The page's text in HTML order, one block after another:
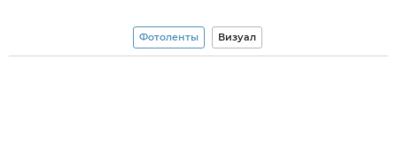
Фотоленты Визуал